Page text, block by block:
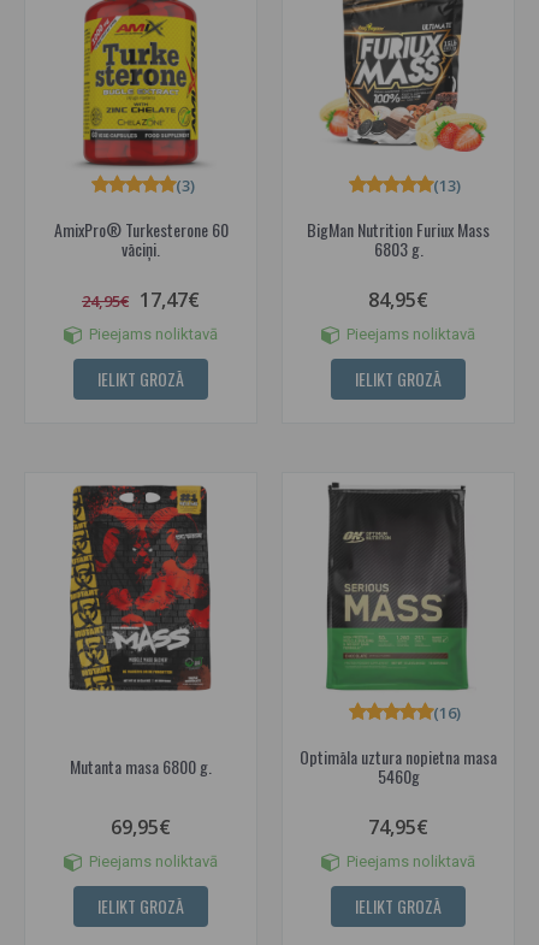
AmixPro® Turkesterone 60
vāciņi.
(3)
24,95€ 17,47€
Pieejams noliktavā
IELIKT GROZĀ
BigMan Nutrition Furiux Mass
6803 g.
(13)
84,95€
Pieejams noliktavā
IELIKT GROZĀ
Mutanta masa 6800 g.
69,95€
Pieejams noliktavā
IELIKT GROZĀ
Optimāla uztura nopietna masa
5460g
(16)
74,95€
Pieejams noliktavā
IELIKT GROZĀ